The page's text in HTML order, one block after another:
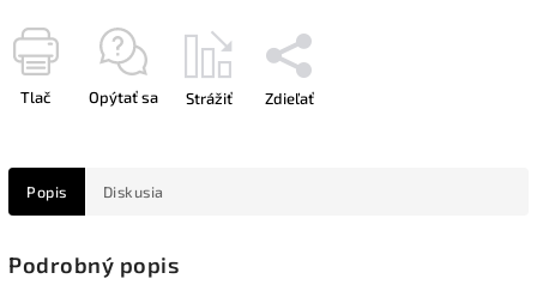
Tlač Opýtať sa Strážiť Zdieľať
Popis Diskusia
Podrobný popis